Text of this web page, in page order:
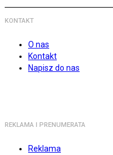
KONTAKT
O nas
Kontakt
Napisz do nas
REKLAMA I PRENUMERATA
Reklama